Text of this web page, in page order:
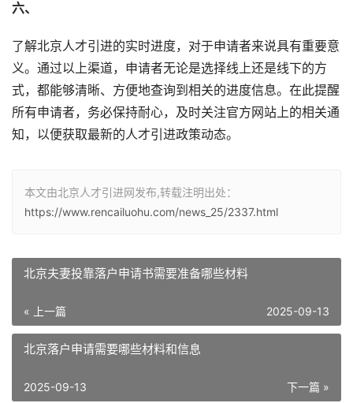
六、
了解北京人才引进的实时进度，对于申请者来说具有重要意
义。通过以上渠道，申请者无论是选择线上还是线下的方
式，都能够清晰、方便地查询到相关的进度信息。在此提醒
所有申请者，务必保持耐心，及时关注官方网站上的相关通
知，以便获取最新的人才引进政策动态。
本文由北京人才引进网发布,转载注明出处：
https://www.rencailuohu.com/news_25/2337.html
北京夫妻投靠落户申请书需要准备哪些材料
« 上一篇 2025-09-13
北京落户申请需要哪些材料和信息
下一篇 »
2025-09-13